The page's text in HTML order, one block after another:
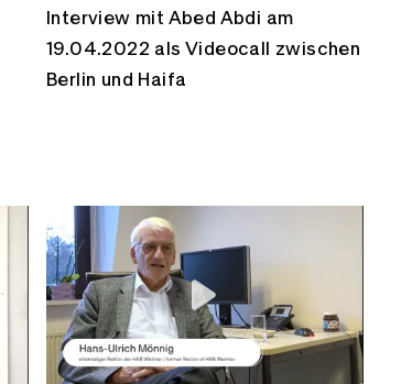
Interview mit Abed Abdi am
19.04.2022 als Videocall zwischen
Berlin und Haifa